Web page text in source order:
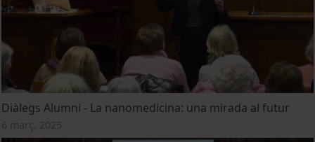
Diàlegs Alumni - La nanomedicina: una mirada al futur
6 març, 2025